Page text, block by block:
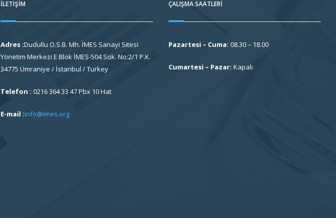
İLETIŞIM
Adres :Dudullu O.S.B. Mh. İMES Sanayi Sitesi
Yönetim Merkezi E Blok İMES-504 Sok. No:2/1 P.K.
34775 Ümraniye / İstanbul / Turkey
Telefon : 0216 364 33 47 Pbx 10 Hat
E-mail :info@imes.org
ÇALIŞMA SAATLERI
Pazartesi – Cuma: 08.30 – 18.00
Cumartesi – Pazar: Kapalı